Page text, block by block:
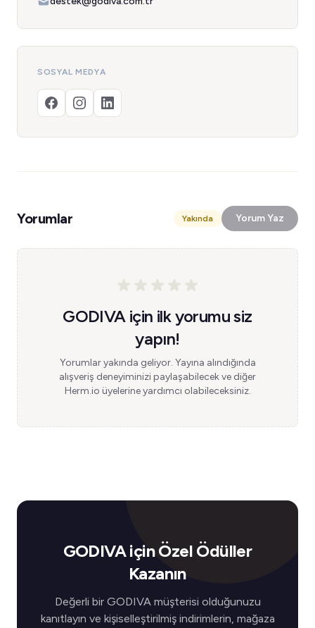
SOSYAL MEDYA
Yorumlar Yakında Yorum Yaz
GODIVA için ilk yorumu siz
yapın!
Yorumlar yakında geliyor. Yayına alındığında
alışveriş deneyiminizi paylaşabilecek ve diğer
Herm.io üyelerine yardımcı olabileceksiniz.
GODIVA için Özel Ödüller
Kazanın
Değerli bir GODIVA müşterisi olduğunuzu
kanıtlayın ve kişiselleştirilmiş indirimlerin, mağaza